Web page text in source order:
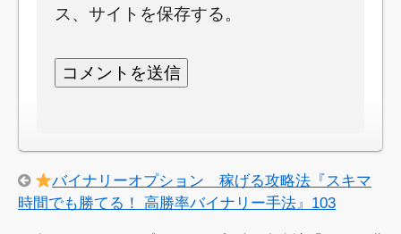
ス、サイトを保存する。
バイナリーオプション 稼げる攻略法『スキマ
時間でも勝てる！ 高勝率バイナリー手法』103